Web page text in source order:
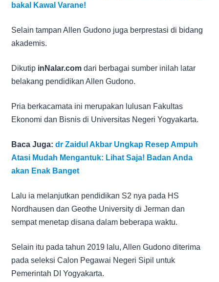
bakal Kawal Varane!
Selain tampan Allen Gudono juga berprestasi di bidang
akademis.
Dikutip inNalar.com dari berbagai sumber inilah latar
belakang pendidikan Allen Gudono.
Pria berkacamata ini merupakan lulusan Fakultas
Ekonomi dan Bisnis di Universitas Negeri Yogyakarta.
Baca Juga: dr Zaidul Akbar Ungkap Resep Ampuh
Atasi Mudah Mengantuk: Lihat Saja! Badan Anda
akan Enak Banget
Lalu ia melanjutkan pendidikan S2 nya pada HS
Nordhausen dan Geothe University di Jerman dan
sempat menetap disana dalam beberapa waktu.
Selain itu pada tahun 2019 lalu, Allen Gudono diterima
pada seleksi Calon Pegawai Negeri Sipil untuk
Pemerintah DI Yogyakarta.